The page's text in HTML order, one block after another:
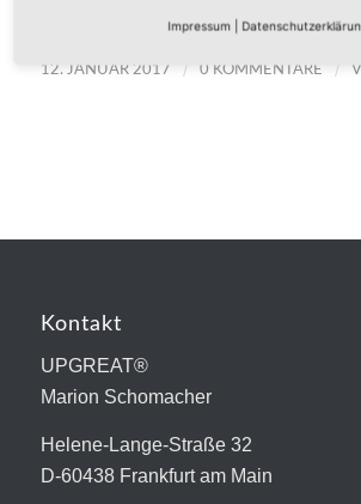
12. JANUAR 2017 / 0 KOMMENTARE /
Kontakt
UPGREAT®
Marion Schomacher
Helene-Lange-Straße 32
D-60438 Frankfurt am Main
Impressum